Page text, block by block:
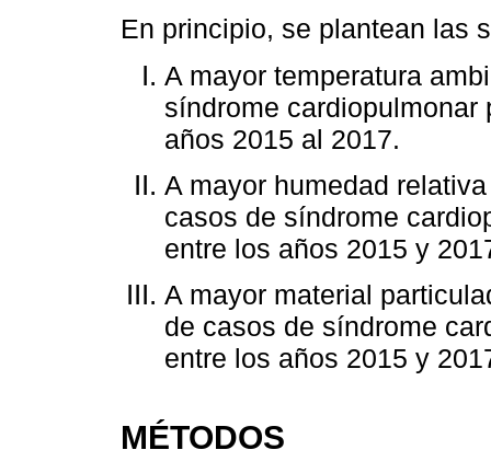
En principio, se plantean las
A mayor temperatura
síndrome cardiopulmonar
años 2015 al 2017.
A mayor humedad
casos de síndrome
entre los años 2015 y
A mayor material
de casos de síndrome
entre los años 2015 y
MÉTODOS